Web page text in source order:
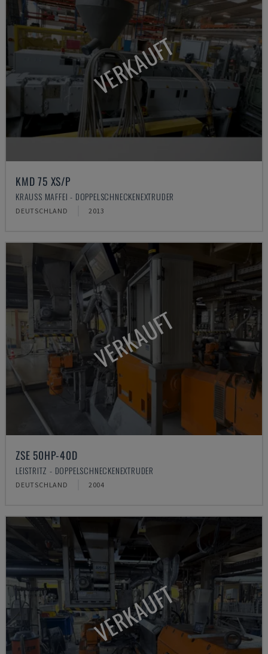
VERKAUFT
KMD 75 XS/P
KRAUSS MAFFEI - DOPPELSCHNECKENEXTRUDER
DEUTSCHLAND 2013
VERKAUFT
ZSE 50HP-40D
LEISTRITZ - DOPPELSCHNECKENEXTRUDER
DEUTSCHLAND 2004
VERKAUFT